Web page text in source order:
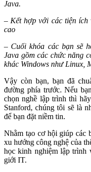
Java.
– Kết hợp với các tiện ích
cao
– Cuối khóa các bạn sẽ
Java gồm các chức năng
khác Windows như Linux,
Vậy còn bạn, bạn đã
đường phía trước. Nếu
chọn nghề lập trình thì
Stanford, chúng tôi sẽ là
để bạn đặt niềm tin.
Nhằm tạo cơ hội giúp các
xu hướng công nghệ của
học kinh nghiệm lập trình
giới IT.